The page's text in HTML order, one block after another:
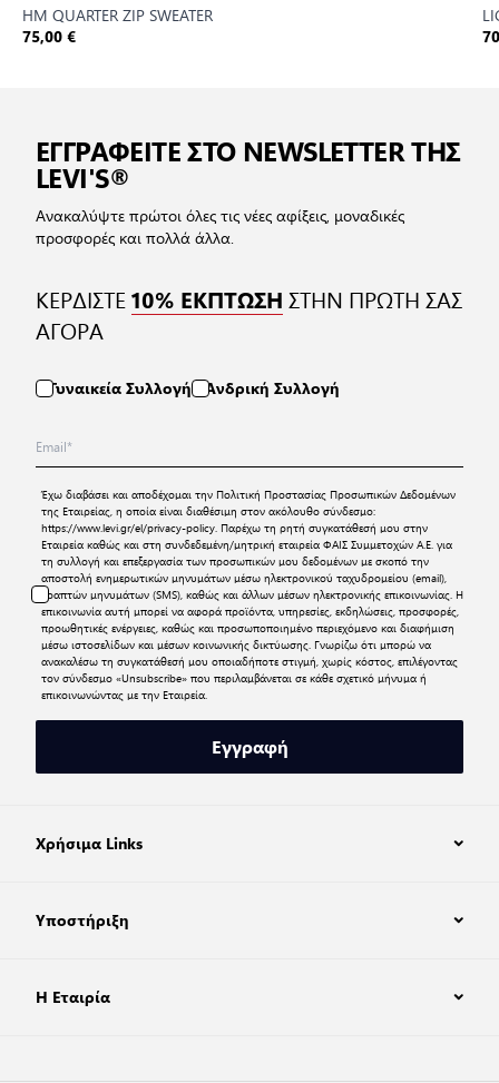
HM QUARTER ZIP SWEATER
75,00 €
ΕΓΓΡΑΦΕΙΤΕ ΣΤΟ NEWSLETTER ΤΗΣ
LEVI'S®
Ανακαλύψτε πρώτοι όλες τις νέες αφίξεις, μοναδικές
προσφορές και πολλά άλλα.
ΚΕΡΔΙΣΤΕ10% ΕΚΠΤΩΣΗ ΣΤΗΝ ΠΡΩΤΗ ΣΑΣ
ΑΓΟΡΑ
Γυναικεία Συλλογή Ανδρική Συλλογή
Έχω διαβάσει και αποδέχομαι την Πολιτική Προστασίας Προσωπικών Δεδομένων
της Εταιρείας, η οποία είναι διαθέσιμη στον ακόλουθο σύνδεσμο:
https://www.levi.gr/el/privacy-policy. Παρέχω τη ρητή συγκατάθεσή μου στην
Εταιρεία καθώς και στη συνδεδεμένη/μητρική εταιρεία ΦΑΙΣ Συμμετοχών Α.Ε. για
τη συλλογή και επεξεργασία των προσωπικών μου δεδομένων με σκοπό την
αποστολή ενημερωτικών μηνυμάτων μέσω ηλεκτρονικού ταχυδρομείου (email),
γραπτών μηνυμάτων (SMS), καθώς και άλλων μέσων ηλεκτρονικής επικοινωνίας. Η
επικοινωνία αυτή μπορεί να αφορά προϊόντα, υπηρεσίες, εκδηλώσεις, προσφορές,
προωθητικές ενέργειες, καθώς και προσωποποιημένο περιεχόμενο και διαφήμιση
μέσω ιστοσελίδων και μέσων κοινωνικής δικτύωσης. Γνωρίζω ότι μπορώ να
ανακαλέσω τη συγκατάθεσή μου οποιαδήποτε στιγμή, χωρίς κόστος, επιλέγοντας
τον σύνδεσμο «Unsubscribe» που περιλαμβάνεται σε κάθε σχετικό μήνυμα ή
επικοινωνώντας με την Εταιρεία.
Εγγραφή
Χρήσιμα Links
Υποστήριξη
Η Εταιρία